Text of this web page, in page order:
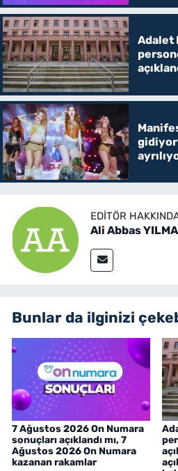
Adalet
ve
EDITÖR
Ali Abbas
Bunlar da ilginizi
7 Ağustos 2026 On Numara
sonuçları açıklandı mı, 7
Ağustos 2026 On Numara
kazanan rakamlar